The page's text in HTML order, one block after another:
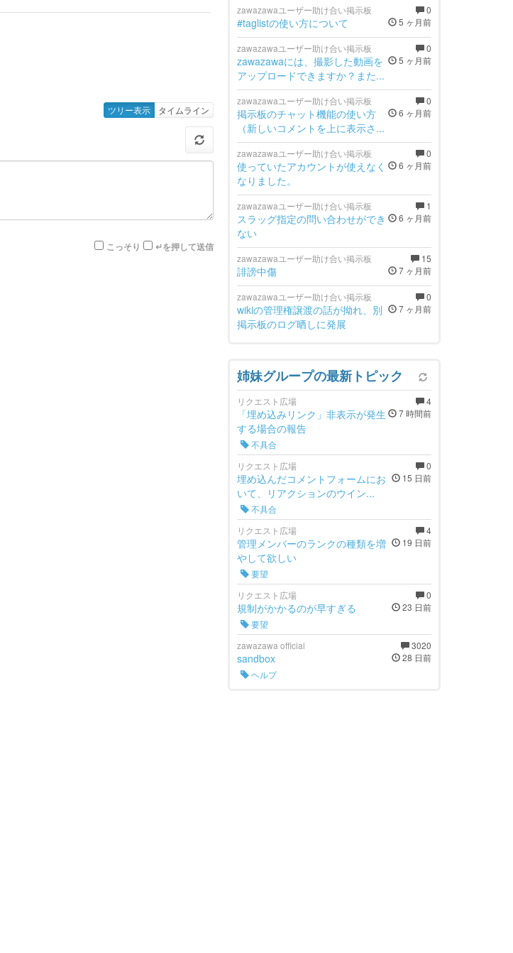
ツリー表示 タイムライン
こっそり ↵を押して送信
0
5 ヶ月前
zawazawaユーザー助け合い掲示板
#taglistの使い方について
0
5 ヶ月前
zawazawaユーザー助け合い掲示板
zawazawaには、撮影した動画を
アップロードできますか？また...
0
6 ヶ月前
zawazawaユーザー助け合い掲示板
掲示板のチャット機能の使い方
（新しいコメントを上に表示さ...
0
6 ヶ月前
zawazawaユーザー助け合い掲示板
使っていたアカウントが使えなく
なりました。
1
6 ヶ月前
zawazawaユーザー助け合い掲示板
スラッグ指定の問い合わせができ
ない
15
7 ヶ月前
zawazawaユーザー助け合い掲示板
誹謗中傷
0
7 ヶ月前
zawazawaユーザー助け合い掲示板
wikiの管理権譲渡の話が拗れ、別
掲示板のログ晒しに発展
姉妹グループの最新トピック
4
7 時間前
リクエスト広場
「埋め込みリンク」非表示が発生
する場合の報告
不具合
0
15 日前
リクエスト広場
埋め込んだコメントフォームにお
いて、リアクションのウイン...
不具合
4
19 日前
リクエスト広場
管理メンバーのランクの種類を増
やして欲しい
要望
0
23 日前
リクエスト広場
規制がかかるのが早すぎる
要望
3020
28 日前
zawazawa official
sandbox
ヘルプ